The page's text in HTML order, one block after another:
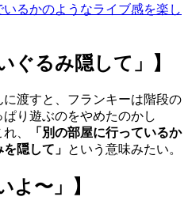
るかのようなライブ感を楽し
ぐるみ隠して」】
渡すと、フランキーは階段の
り遊ぶのをやめたのかし
、
「別の部屋に行っているか
隠して」 という意味みたい。
よ〜」】